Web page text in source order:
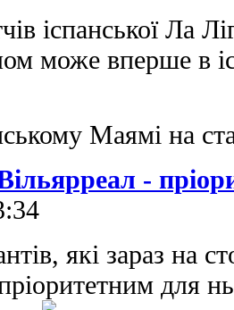
іспанської Ла
може вперше в
Маямі на
-
які зараз на
для